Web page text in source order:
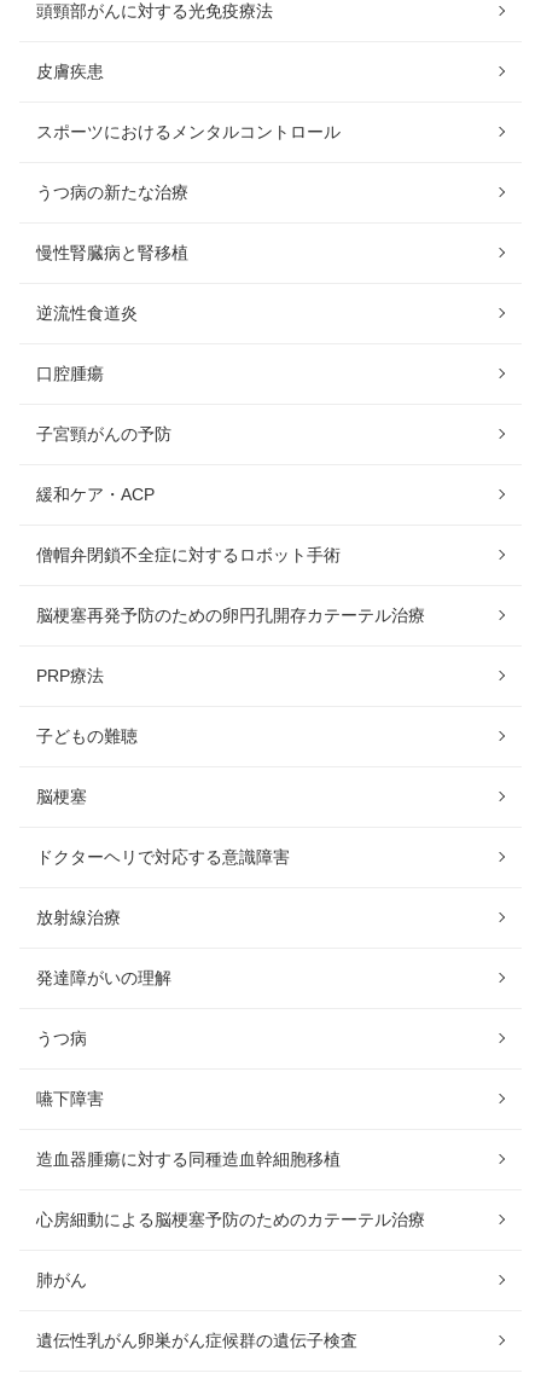
頭頸部がんに対する光免疫療法
皮膚疾患
スポーツにおけるメンタルコントロール
うつ病の新たな治療
慢性腎臓病と腎移植
逆流性食道炎
口腔腫瘍
子宮頸がんの予防
緩和ケア・ACP
僧帽弁閉鎖不全症に対するロボット手術
脳梗塞再発予防のための卵円孔開存カテーテル治療
PRP療法
子どもの難聴
脳梗塞
ドクターヘリで対応する意識障害
放射線治療
発達障がいの理解
うつ病
嚥下障害
造血器腫瘍に対する同種造血幹細胞移植
心房細動による脳梗塞予防のためのカテーテル治療
肺がん
遺伝性乳がん卵巣がん症候群の遺伝子検査